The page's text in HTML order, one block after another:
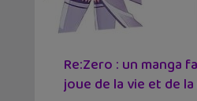
Re:Zero : un manga
joue de la vie et de